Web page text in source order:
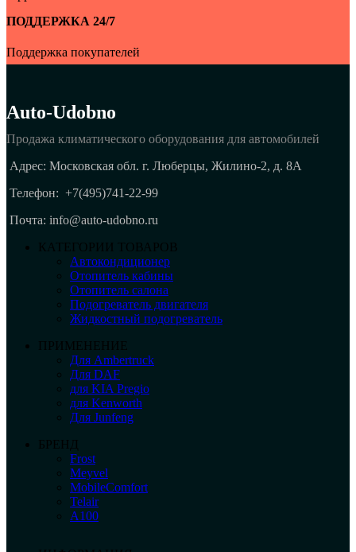
ПОДДЕРЖКА 24/7
Поддержка покупателей
Auto-Udobno
Продажа климатического оборудования для автомобилей
Адрес: Московская обл. г. Люберцы, Жилино-2, д. 8A
Телефон: +7(495)741-22-99
Почта: info@auto-udobno.ru
КАТЕГОРИИ ТОВАРОВ
Автокондиционер
Отопитель кабины
Отопитель салона
Подогреватель двигателя
Жидкостный подогреватель
ПРИМЕНЕНИЕ
Для Ambertruck
Для DAF
для KIA Pregio
для Kenworth
Для Junfeng
БРЕНД
Frost
Meyvel
MobileComfort
Telair
А100